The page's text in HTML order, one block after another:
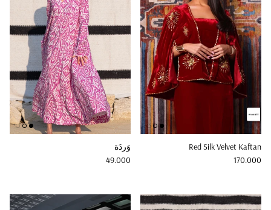
Red Silk Velvet Kaftan
Regular price
170.000
وَردَة
Regular price
49.000